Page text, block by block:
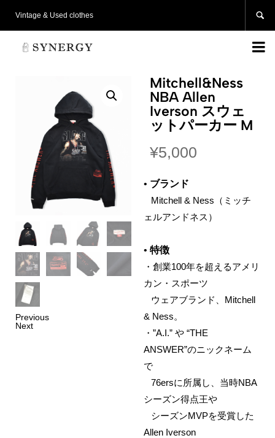
Vintage & Used clothes 

Previous
Next
Mitchell&Ness
NBA Allen
Iverson スウェ
ットパーカー M
¥5,000
• ブランド
‌ Mitchell & Ness（ミッチ
ェルアンドネス）
• 特徴
・創業100年を超えるアメリ
カン・スポーツ
‌ ウェアブランド、Mitchell
& Ness。
・”A.I.” や “THE
ANSWER”のニックネーム
で
‌ 76ersに所属し、当時NBA
シーズン得点王や
‌ シーズンMVPを受賞した
Allen Iverson